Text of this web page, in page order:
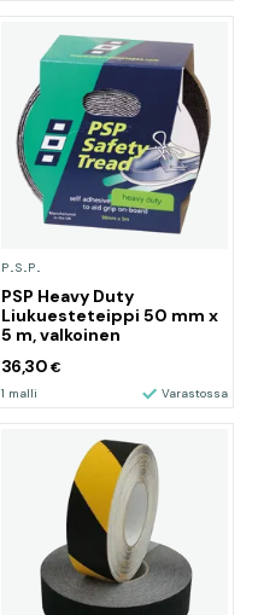
P.S.P.
PSP Heavy Duty
Liukuesteteippi 50 mm x
5 m, valkoinen
36,30 €
1 malli Varastossa